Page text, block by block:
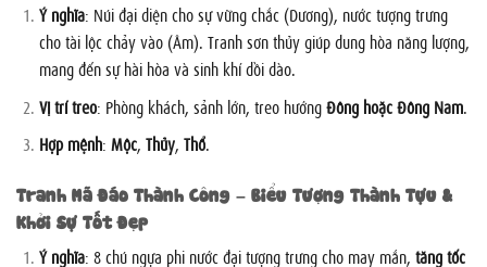
Ý nghĩa: Núi đại diện cho sự vững chắc (Dương), nước tượng trưng
cho tài lộc chảy vào (Âm). Tranh sơn thủy giúp dung hòa năng lượng,
mang đến sự hài hòa và sinh khí dồi dào.
Vị trí treo: Phòng khách, sảnh lớn, treo hướngĐông hoặc Đông Nam.
Hợp mệnh: Mộc, Thủy, Thổ.
Tranh Mã Đáo Thành Công – Biểu Tượng Thành Tựu &
Khởi Sự Tốt Đẹp
Ý nghĩa: 8 chú ngựa phi nước đại tượng trưng cho may mắn, tăng tốc